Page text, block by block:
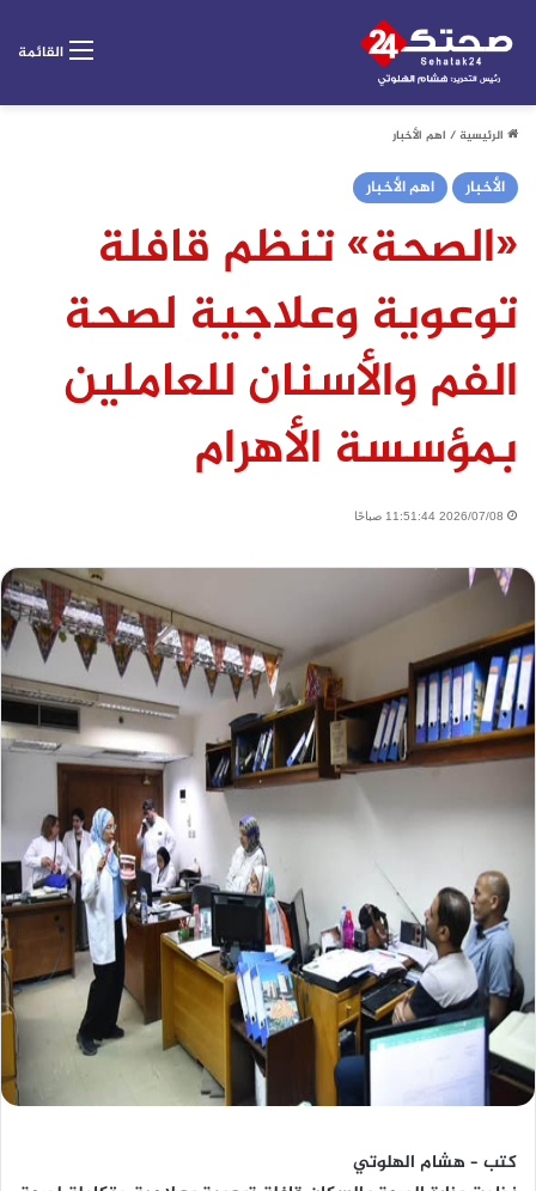
القائمة
الرئيسية/ اهم الأخبار
الأخبار اهم الأخبار
«الصحة» تنظم قافلة
توعوية وعلاجية لصحة
الفم والأسنان للعاملين
بمؤسسة الأهرام
2026/07/08 11:51:44 صباحًا
كتب – هشام الهلوتي